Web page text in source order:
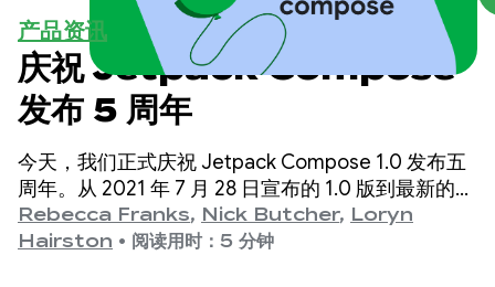
产品资讯
庆祝 Jetpack Compose
发布 5 周年
今天，我们正式庆祝 Jetpack Compose 1.0 发布五
周年。从 2021 年 7 月 28 日宣布的 1.0 版到最新的
1.11 版，我们看到这些 API 在过去几年中取得了显著
的进步，因此我们特意抽出时间来庆祝一下。
Rebecca Franks, Nick Butcher, Loryn
Hairston • 阅读用时：5 分钟